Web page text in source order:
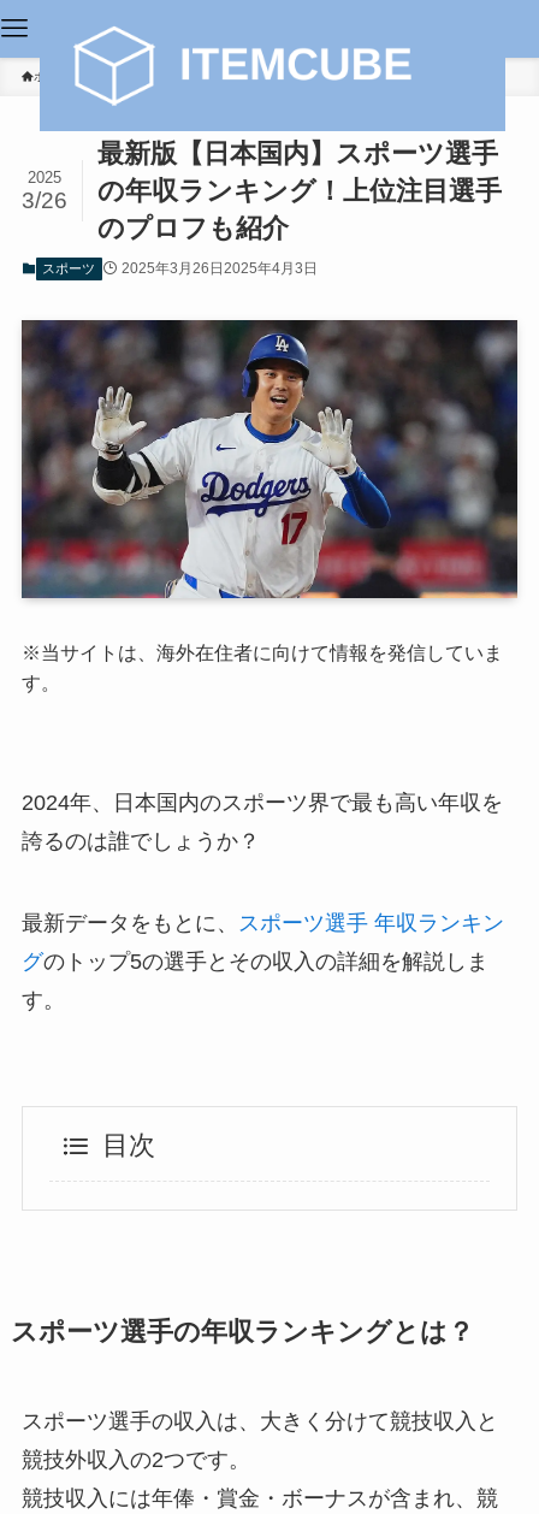
ホーム
最新版【日本国内】スポーツ選手
の年収ランキング！上位注目選手
のプロフも紹介
2025
3/26
スポーツ 2025年3月26日 2025年4月3日
※当サイトは、海外在住者に向けて情報を発信していま
す。
2024年、日本国内のスポーツ界で最も高い年収を
誇るのは誰でしょうか？
最新データをもとに、 スポーツ選手 年収ランキン
グのトップ5の選手とその収入の詳細を解説しま
す。
目次
スポーツ選手の年収ランキングとは？
スポーツ選手の収入は、大きく分けて競技収入と
競技外収入の2つです。
競技収入には年俸・賞金・ボーナスが含まれ、競